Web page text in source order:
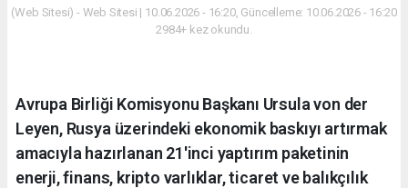
(Web Sitesi) - Web Sitesi | 10.06.2026 - 16:20, Güncelleme: 10.06.2026 - 16:20
2984+ kez okundu.
Avrupa Birliği Komisyonu Başkanı Ursula von der
Leyen, Rusya üzerindeki ekonomik baskıyı artırmak
amacıyla hazırlanan 21'inci yaptırım paketinin
enerji, finans, kripto varlıklar, ticaret ve balıkçılık